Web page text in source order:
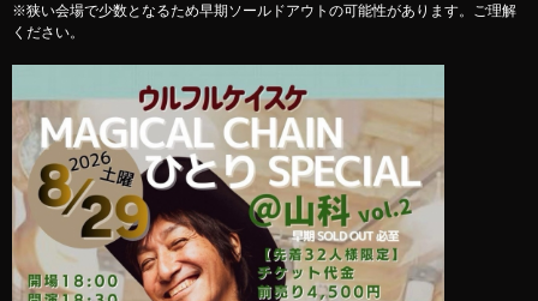
※狭い会場で少数となるため早期ソールドアウトの可能性があります。ご理解
ください。